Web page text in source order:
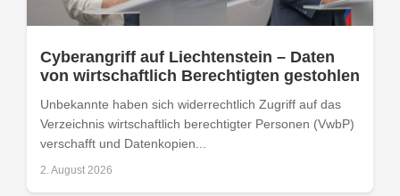
Cyberangriff auf Liechtenstein – Daten
von wirtschaftlich Berechtigten gestohlen
Unbekannte haben sich widerrechtlich Zugriff auf das
Verzeichnis wirtschaftlich berechtigter Personen (VwbP)
verschafft und Datenkopien...
2. August 2026